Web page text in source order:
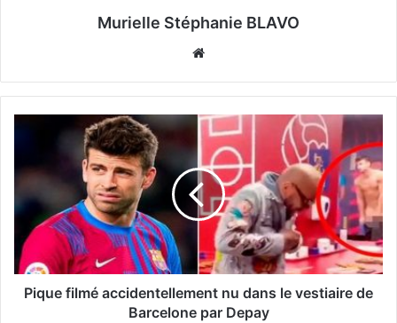
Murielle Stéphanie BLAVO
Pique filmé accidentellement nu dans le vestiaire de
Barcelone par Depay